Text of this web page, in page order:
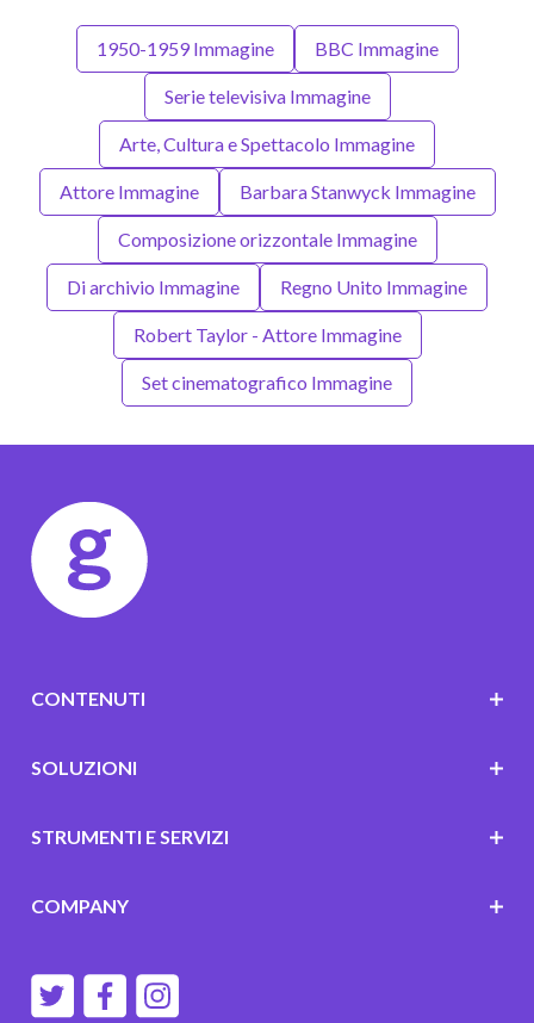
1950-1959 Immagine BBC Immagine
Serie televisiva Immagine
Arte, Cultura e Spettacolo Immagine
Attore Immagine Barbara Stanwyck Immagine
Composizione orizzontale Immagine
Di archivio Immagine Regno Unito Immagine
Robert Taylor - Attore Immagine
Set cinematografico Immagine
CONTENUTI
SOLUZIONI
STRUMENTI E SERVIZI
COMPANY